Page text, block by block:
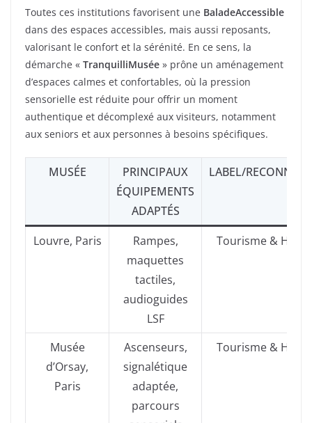
Toutes ces institutions favorisent une BaladeAccessible
dans des espaces accessibles, mais aussi reposants,
valorisant le confort et la sérénité. En ce sens, la
démarche « TranquilliMusée » prône un aménagement
d’espaces calmes et confortables, où la pression
sensorielle est réduite pour offrir un moment
authentique et décomplexé aux visiteurs, notamment
aux seniors et aux personnes à besoins spécifiques.
MUSÉE
PRINCIPAUX
ÉQUIPEMENTS
ADAPTÉS
LABEL/
Louvre, Paris
Rampes,
maquettes
tactiles,
audioguides
LSF
Tourisme &
Musée
d’Orsay,
Paris
Ascenseurs,
signalétique
adaptée,
parcours
Tourisme &